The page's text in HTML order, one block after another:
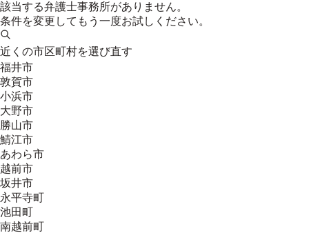
該当する弁護士事務所がありません。
条件を変更してもう一度お試しください。
近くの市区町村を選び直す
福井市
敦賀市
小浜市
大野市
勝山市
鯖江市
あわら市
越前市
坂井市
永平寺町
池田町
南越前町